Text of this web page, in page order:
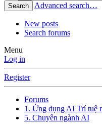
Search Advanced search…
New posts
Search forums
Menu
Log in
Register
Forums
1. Ứng dụng AI Trí tuệ
5. Chuyên ngành AI